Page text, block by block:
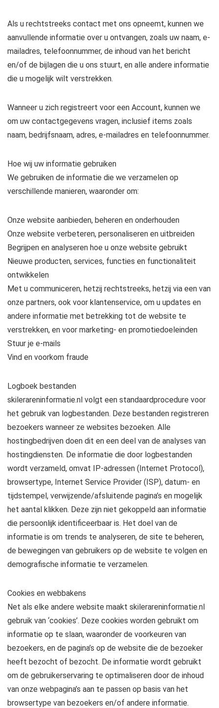
Als u rechtstreeks contact met ons opneemt, kunnen we
aanvullende informatie over u ontvangen, zoals uw naam, e-
mailadres, telefoonnummer, de inhoud van het bericht
en/of de bijlagen die u ons stuurt, en alle andere informatie
die u mogelijk wilt verstrekken.
Wanneer u zich registreert voor een Account, kunnen we
om uw contactgegevens vragen, inclusief items zoals
naam, bedrijfsnaam, adres, e-mailadres en telefoonnummer.
Hoe wij uw informatie gebruiken
We gebruiken de informatie die we verzamelen op
verschillende manieren, waaronder om:
Onze website aanbieden, beheren en onderhouden
Onze website verbeteren, personaliseren en uitbreiden
Begrijpen en analyseren hoe u onze website gebruikt
Nieuwe producten, services, functies en functionaliteit
ontwikkelen
Met u communiceren, hetzij rechtstreeks, hetzij via een van
onze partners, ook voor klantenservice, om u updates en
andere informatie met betrekking tot de website te
verstrekken, en voor marketing- en promotiedoeleinden
Stuur je e-mails
Vind en voorkom fraude
Logboek bestanden
skilerareninformatie.nl volgt een standaardprocedure voor
het gebruik van logbestanden. Deze bestanden registreren
bezoekers wanneer ze websites bezoeken. Alle
hostingbedrijven doen dit en een deel van de analyses van
hostingdiensten. De informatie die door logbestanden
wordt verzameld, omvat IP-adressen (Internet Protocol),
browsertype, Internet Service Provider (ISP), datum- en
tijdstempel, verwijzende/afsluitende pagina’s en mogelijk
het aantal klikken. Deze zijn niet gekoppeld aan informatie
die persoonlijk identificeerbaar is. Het doel van de
informatie is om trends te analyseren, de site te beheren,
de bewegingen van gebruikers op de website te volgen en
demografische informatie te verzamelen.
Cookies en webbakens
Net als elke andere website maakt skilerareninformatie.nl
gebruik van ‘cookies’. Deze cookies worden gebruikt om
informatie op te slaan, waaronder de voorkeuren van
bezoekers, en de pagina’s op de website die de bezoeker
heeft bezocht of bezocht. De informatie wordt gebruikt
om de gebruikerservaring te optimaliseren door de inhoud
van onze webpagina’s aan te passen op basis van het
browsertype van bezoekers en/of andere informatie.